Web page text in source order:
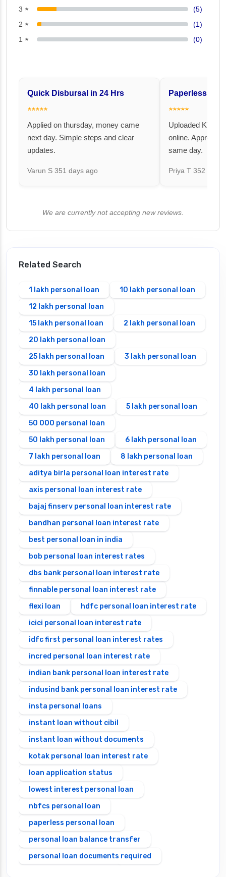
3 ★
(5)
2 ★
(1)
1 ★
(0)
Quick Disbursal in 24 Hrs
★★★★★
Applied on thursday, money came
next day. Simple steps and clear
updates.
Varun S 351 days ago
Paperless and
★★★★★
Uploaded KYC
online. Approval
same day.
Priya T 352 days
We are currently not accepting new reviews.
Related Search
1 lakh personal loan
10 lakh personal loan
12 lakh personal loan
15 lakh personal loan
2 lakh personal loan
20 lakh personal loan
25 lakh personal loan
3 lakh personal loan
30 lakh personal loan
4 lakh personal loan
40 lakh personal loan
5 lakh personal loan
50 000 personal loan
50 lakh personal loan
6 lakh personal loan
7 lakh personal loan
8 lakh personal loan
aditya birla personal loan interest rate
axis personal loan interest rate
bajaj finserv personal loan interest rate
bandhan personal loan interest rate
best personal loan in india
bob personal loan interest rates
dbs bank personal loan interest rate
finnable personal loan interest rate
flexi loan
hdfc personal loan interest rate
icici personal loan interest rate
idfc first personal loan interest rates
incred personal loan interest rate
indian bank personal loan interest rate
indusind bank personal loan interest rate
insta personal loans
instant loan without cibil
instant loan without documents
kotak personal loan interest rate
loan application status
lowest interest personal loan
nbfcs personal loan
paperless personal loan
personal loan balance transfer
personal loan documents required